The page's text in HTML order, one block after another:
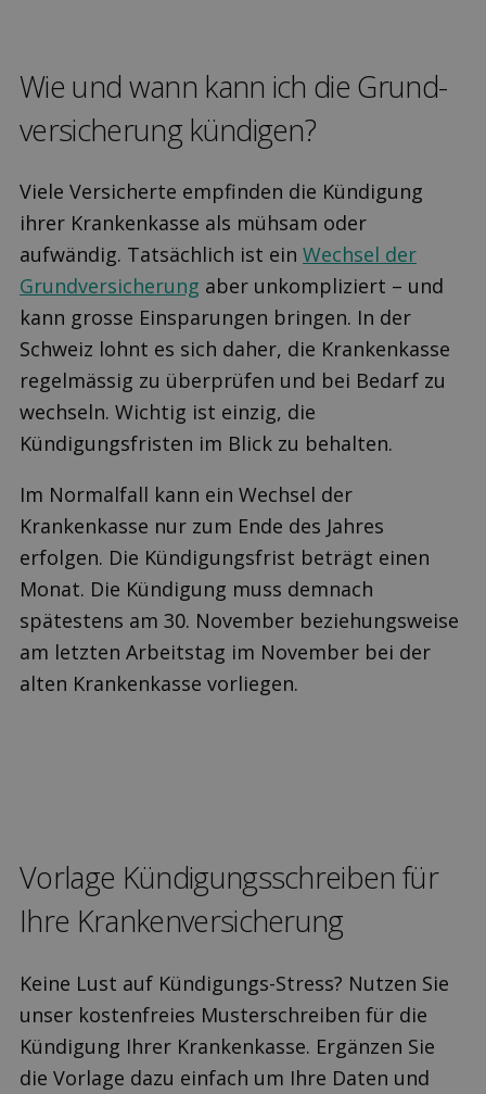
Wie und wann kann ich die Grund­
versicherung kündigen?
Viele Versicherte empfinden die Kündigung
ihrer Krankenkasse als mühsam oder
aufwändig. Tatsächlich ist ein Wechsel der
Grundversicherung aber unkompliziert – und
kann grosse Einsparungen bringen. In der
Schweiz lohnt es sich daher, die Krankenkasse
regelmässig zu überprüfen und bei Bedarf zu
wechseln. Wichtig ist einzig, die
Kündigungsfristen im Blick zu behalten.
Im Normalfall kann ein Wechsel der
Krankenkasse nur zum Ende des Jahres
erfolgen. Die Kündigungsfrist beträgt einen
Monat. Die Kündigung muss demnach
spätestens am 30. November beziehungsweise
am letzten Arbeitstag im November bei der
alten Krankenkasse vorliegen.
Vorlage Kündigungs­schreiben für
Ihre Kranken­versicherung
Keine Lust auf Kündigungs-Stress? Nutzen Sie
unser kostenfreies Musterschreiben für die
Kündigung Ihrer Krankenkasse. Ergänzen Sie
die Vorlage dazu einfach um Ihre Daten und